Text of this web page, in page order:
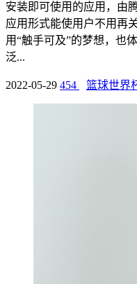
安装即可使用的应用，由
应用形式能使用户不用再
用“触手可及”的梦想，也
泛...
2022-05-29 454 篮球世界